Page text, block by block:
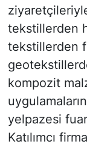
tekstillerden
tekstillerden
kompozit
yelpazesi
Katılımcı